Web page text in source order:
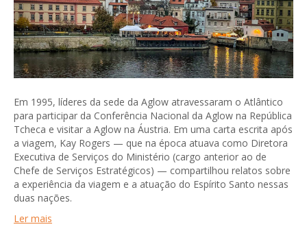
Em 1995, líderes da sede da Aglow atravessaram o Atlântico
para participar da Conferência Nacional da Aglow na República
Tcheca e visitar a Aglow na Áustria. Em uma carta escrita após
a viagem, Kay Rogers — que na época atuava como Diretora
Executiva de Serviços do Ministério (cargo anterior ao de
Chefe de Serviços Estratégicos) — compartilhou relatos sobre
a experiência da viagem e a atuação do Espírito Santo nessas
duas nações.
Ler mais